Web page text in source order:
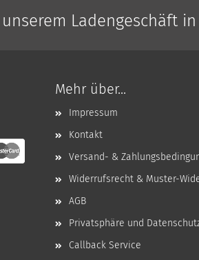
Ladengeschäft
Mehr über...
Impressum
Kontakt
Versand- &
Widerrufsrecht & Muster-
AGB
Privatsphäre und
Callback Service